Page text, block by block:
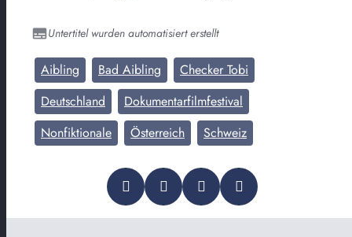
Untertitel wurden automatisiert erstellt
Aibling Bad Aibling
Checker Tobi
Deutschland
Dokumentarfilmfestival
Nonfiktionale
Österreich Schweiz